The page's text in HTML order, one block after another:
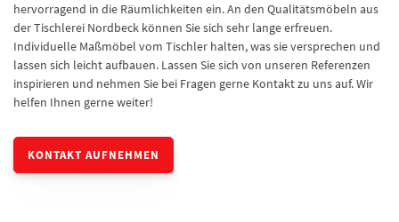
hervorragend in die Räumlichkeiten ein. An den Qualitätsmöbeln aus
der Tischlerei Nordbeck können Sie sich sehr lange erfreuen.
Individuelle Maßmöbel vom Tischler halten, was sie versprechen und
lassen sich leicht aufbauen. Lassen Sie sich von unseren Referenzen
inspirieren und nehmen Sie bei Fragen gerne Kontakt zu uns auf. Wir
helfen Ihnen gerne weiter!
KONTAKT AUFNEHMEN